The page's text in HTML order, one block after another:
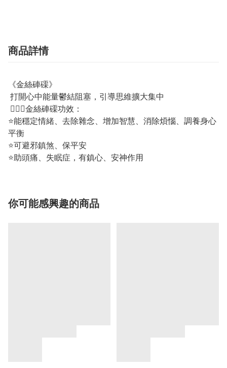
商品詳情
《金絲硨磲》
打開心中能量鬱結阻塞，引導思維擴大集中
💁🏼‍♀️金絲硨磲功效：
⭐️能穩定情緒、去除雜念、增加智慧、消除煩惱、調養身心
平衡
⭐️可避邪鎮煞、保平安
⭐️助頭痛、失眠症，有鎮心、安神作用
你可能感興趣的商品